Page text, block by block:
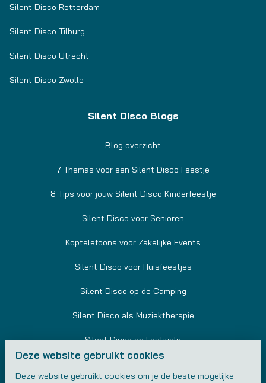
Silent Disco Rotterdam
Silent Disco Tilburg
Silent Disco Utrecht
Silent Disco Zwolle
Silent Disco Blogs
Blog overzicht
7 Themas voor een Silent Disco Feestje
8 Tips voor jouw Silent Disco Kinderfeestje
Silent Disco voor Senioren
Koptelefoons voor Zakelijke Events
Silent Disco voor Huisfeestjes
Silent Disco op de Camping
Silent Disco als Muziektherapie
Silent Disco op Festivals
Silent Disco in Sportscholen
Deze website gebruikt cookies
Deze website gebruikt cookies om je de beste mogelijke